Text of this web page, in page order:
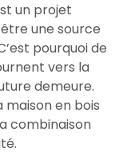
un projet
une source
pourquoi de
vers la
demeure.
maison en bois
combinaison